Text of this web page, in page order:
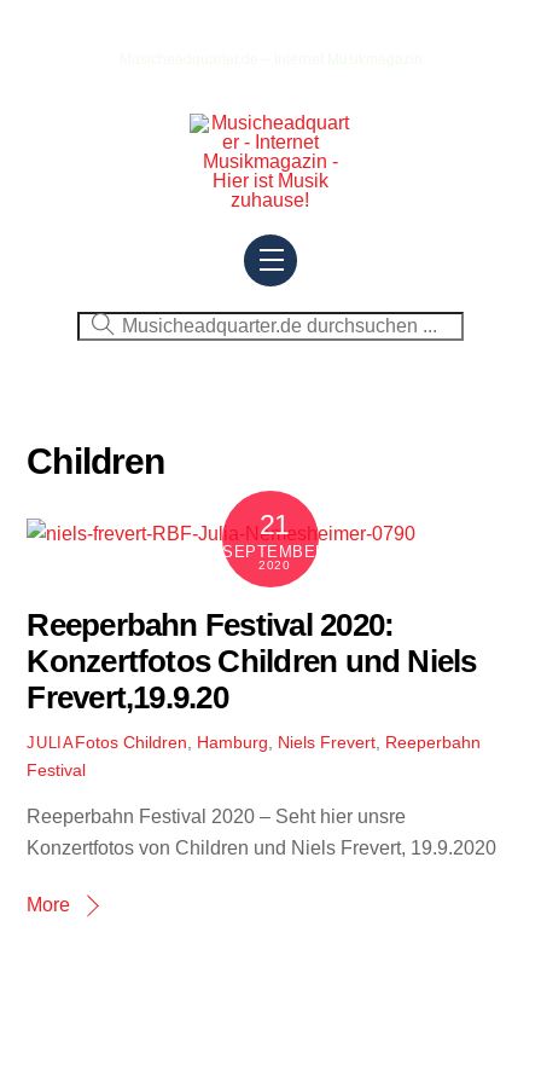
Menu
Children
21
SEPTEMBER
2020
Reeperbahn Festival 2020:
Konzertfotos Children und Niels
Frevert,19.9.20
JULIAFotos Children Hamburg Niels Frevert, Reeperbahn
Festival
Reeperbahn Festival 2020 – Seht hier unsre
Konzertfotos von Children und Niels Frevert, 19.9.2020
More